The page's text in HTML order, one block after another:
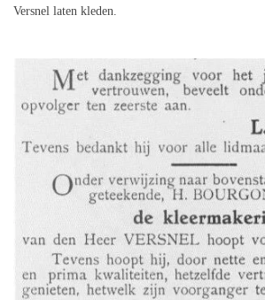
Versnel laten kleden.